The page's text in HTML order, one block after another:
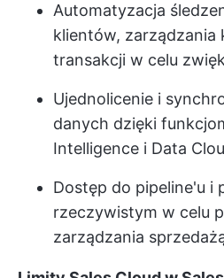
Automatyzacja
klientów, zarządzania
transakcji w celu
Ujednolicenie i
danych dzięki
Intelligence i Data
Dostęp do pipeline'u i
rzeczywistym w celu
zarządzania